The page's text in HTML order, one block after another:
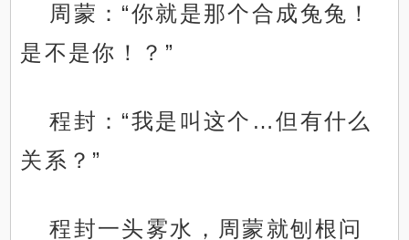
周蒙：“你就是那个合成兔兔！
是不是你！？”
程封：“我是叫这个…但有什么
关系？”
程封一头雾水，周蒙就刨根问